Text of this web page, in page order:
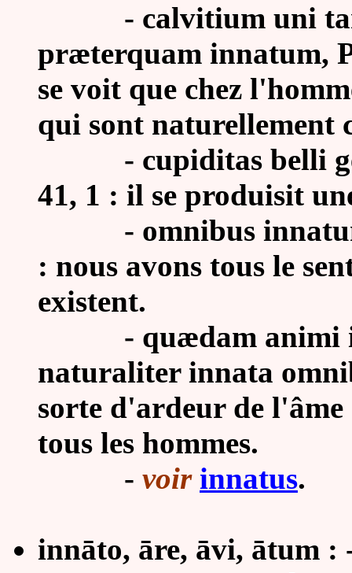
- calvitium uni
præterquam innatum,
se voit que chez
qui sont naturellement
- cupiditas belli
41, 1 : il se produisit
- omnibus
: nous avons tous le
existent.
- quædam animi
naturaliter innata
sorte d'ardeur de l'âme
tous les hommes.
- voir innatus.
innāto, āre, āvi, ātum